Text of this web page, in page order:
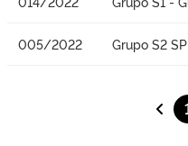
005/2022 Grupo S2